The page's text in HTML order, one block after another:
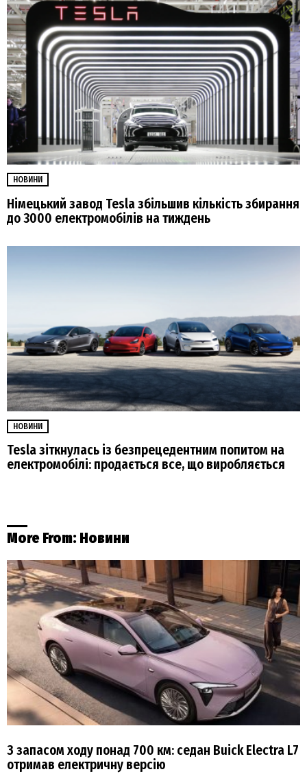
НОВИНИ
Німецький завод Tesla збільшив кількість збирання
до 3000 електромобілів на тиждень
НОВИНИ
Tesla зіткнулась із безпрецедентним попитом на
електромобілі: продається все, що виробляється
More From: Новини
З запасом ходу понад 700 км: седан Buick Electra L7
отримав електричну версію